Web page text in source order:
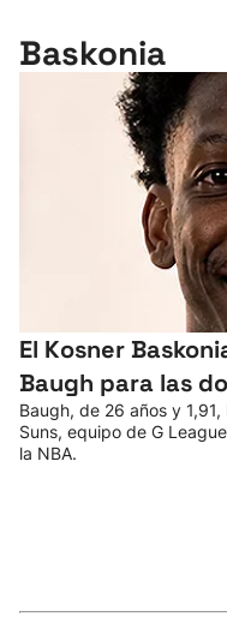
Baskonia
El Kosner
Baugh para las
Baugh, de 26 años y
Suns, equipo de G
la NBA.